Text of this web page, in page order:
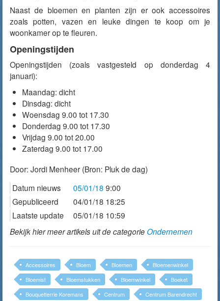
Naast de bloemen en planten zijn er ook accessoires
zoals potten, vazen en leuke dingen te koop om je
woonkamer op te fleuren.
Openingstijden
Openingstijden (zoals vastgesteld op donderdag 4
januari):
Maandag: dicht
Dinsdag: dicht
Woensdag 9.00 tot 17.30
Donderdag 9.00 tot 17.30
Vrijdag 9.00 tot 20.00
Zaterdag 9.00 tot 17.00
Door: Jordi Menheer (Bron: Pluk de dag)
Datum nieuws
05/01/18 9:00
Gepubliceerd
04/01/18 18:25
Laatste update
05/01/18 10:59
Bekijk hier meer artikels uit de categorieOndernemen
Accessoires Bloem Bloemen
Bloemenwinkel
Bloemist
Bloemstukken Bloemwinkel
Boeket
Bouquetterrie Koremans
Centrum
Centrum Barendrecht